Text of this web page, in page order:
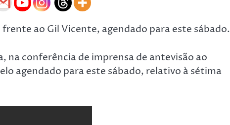
ao Gil Vicente, agendado para este sábado.
na conferência de imprensa de antevisão ao
agendado para este sábado, relativo à sétima